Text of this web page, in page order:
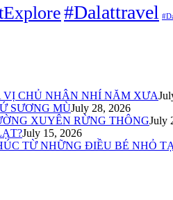
#Dalattravel
VỊ CHỦ NHÂN NHÍ NĂM XƯA
SƯƠNG MÙJuly 28, 2026
XUYÊN RỪNG THÔNGJuly
July 15, 2026
TỪ NHỮNG ĐIỀU BÉ NHỎ